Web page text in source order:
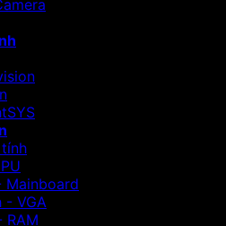
Mainboard
- VGA
RAM